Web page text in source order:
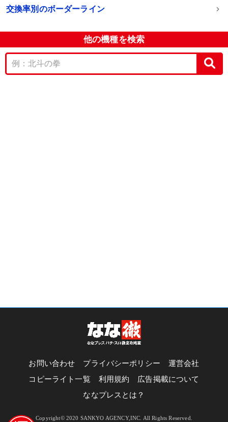
交換率別のボーダーライン
他の機種を検索
お問い合わせ プライバシーポリシー
運営会社
コピーライト一覧
利用規約
広告掲載について
ななプレスとは？
Copyright© 2020 SANKYO AGENCY,INC. All Rights Reserved.